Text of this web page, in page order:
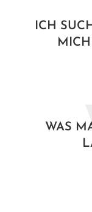
ICH
WAS